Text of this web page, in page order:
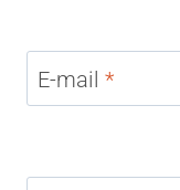
E-mail *